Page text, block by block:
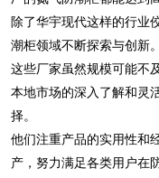
除了华宇现代这样的行业
潮柜领域不断探索与创新。
这些厂家虽然规模可能不
本地市场的深入了解和灵
择。
他们注重产品的实用性和
产，努力满足各类用户在